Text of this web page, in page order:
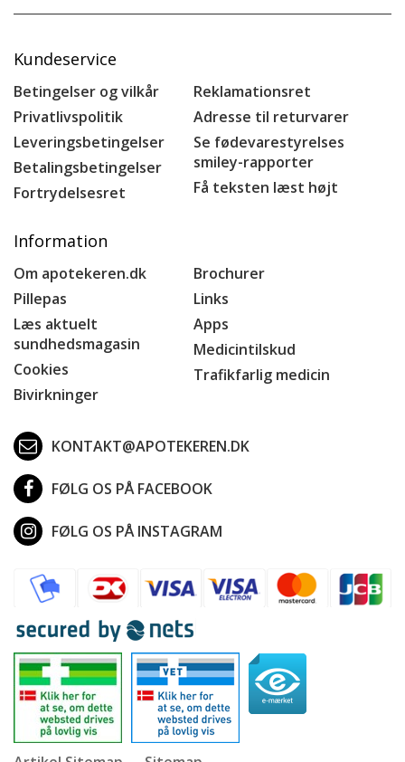
Kundeservice
Betingelser og vilkår
Privatlivspolitik
Leveringsbetingelser
Betalingsbetingelser
Fortrydelsesret
Reklamationsret
Adresse til returvarer
Se fødevarestyrelses
smiley-rapporter
Få teksten læst højt
Information
Om apotekeren.dk
Pillepas
Læs aktuelt
sundhedsmagasin
Cookies
Bivirkninger
Brochurer
Links
Apps
Medicintilskud
Trafikfarlig medicin
KONTAKT@APOTEKEREN.DK
FØLG OS PÅ FACEBOOK
FØLG OS PÅ INSTAGRAM